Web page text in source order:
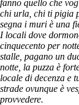
fanno quello che
chi urla, chi ti pigia
segna i muri è una
I locali dove
cinquecento per
stalle, pagano un
notte, la puzza è
locale di decenza e
strade ovunque è
provvedere.